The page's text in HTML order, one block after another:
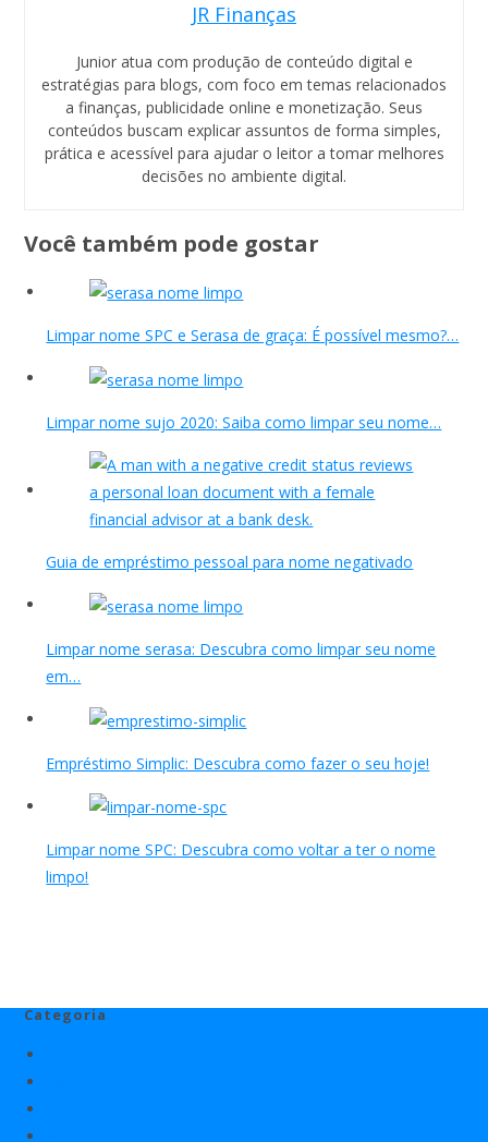
JR Finanças
Junior atua com produção de conteúdo digital e
estratégias para blogs, com foco em temas relacionados
a finanças, publicidade online e monetização. Seus
conteúdos buscam explicar assuntos de forma simples,
prática e acessível para ajudar o leitor a tomar melhores
decisões no ambiente digital.
Você também pode gostar
Limpar nome SPC e Serasa de graça: É possível mesmo?…
Limpar nome sujo 2020: Saiba como limpar seu nome…
Guia de empréstimo pessoal para nome negativado
Limpar nome serasa: Descubra como limpar seu nome
em…
Empréstimo Simplic: Descubra como fazer o seu hoje!
Limpar nome SPC: Descubra como voltar a ter o nome
limpo!
Categoria